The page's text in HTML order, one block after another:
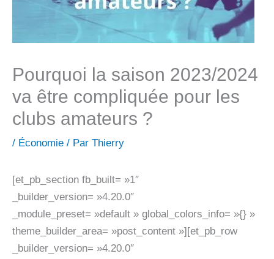
Pourquoi la saison 2023/2024
va être compliquée pour les
clubs amateurs ?
/ Économie / Par Thierry
[et_pb_section fb_built= »1″
_builder_version= »4.20.0″
_module_preset= »default » global_colors_info= »{} »
theme_builder_area= »post_content »][et_pb_row
_builder_version= »4.20.0″